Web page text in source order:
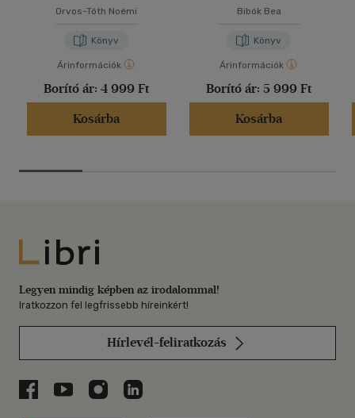
Orvos-Tóth Noémi
Könyv
Árinformációk
Borító ár: 4 999 Ft
Kosárba
Bibók Bea
Könyv
Árinformációk
Borító ár: 5 999 Ft
Kosárba
Libri
Legyen mindig képben az irodalommal!
Iratkozzon fel legfrissebb híreinkért!
Hírlevél-feliratkozás
Libri a Facebookon
Libri a Youtube-on
Libri az Instagramon
Libri a LinkedInen